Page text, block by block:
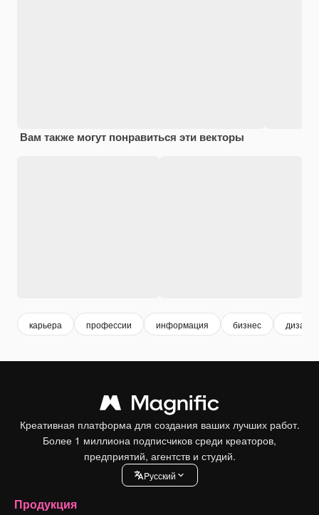
Вам также могут понравиться эти векторы
карьера профессии информация бизнес дизайн
Креативная платформа для создания ваших лучших работ.
Более 1 миллиона подписчиков среди креаторов,
предприятий, агентств и студий.
Pусский
Продукция